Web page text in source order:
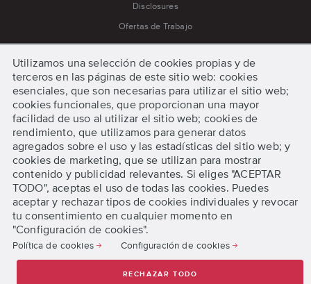
Disclosures
Ofertas de Trabajo
Política de cookies
Política de privacidad
Prensa
Procedimiento para Quejas y Apelaciones
Procedimientos de Emergencia
Términos y condiciones
Comenzar
Solicita información
Preinscríbete Online
Utilizamos una selección de cookies propias y de
terceros en las páginas de este sitio web: cookies
esenciales, que son necesarias para utilizar el sitio web;
cookies funcionales, que proporcionan una mayor
facilidad de uso al utilizar el sitio web; cookies de
rendimiento, que utilizamos para generar datos
agregados sobre el uso y las estadísticas del sitio web; y
cookies de marketing, que se utilizan para mostrar
contenido y publicidad relevantes. Si eliges "ACEPTAR
TODO", aceptas el uso de todas las cookies. Puedes
aceptar y rechazar tipos de cookies individuales y revocar
tu consentimiento en cualquier momento en
"Configuración de cookies".
Política de cookies Configuración de cookies
RECHAZAR TODO